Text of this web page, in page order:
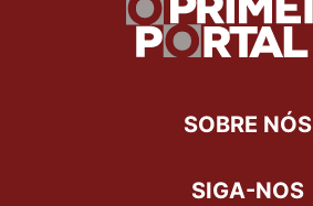
SOBRE NÓS
SIGA-NOS